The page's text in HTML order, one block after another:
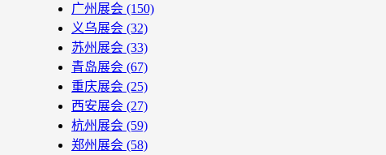
广州展会 (150)
义乌展会 (32)
苏州展会 (33)
青岛展会 (67)
重庆展会 (25)
西安展会 (27)
杭州展会 (59)
郑州展会 (58)